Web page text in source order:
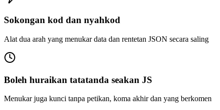
Sokongan kod dan nyahkod
Alat dua arah yang menukar data dan rentetan JSON secara saling
Boleh huraikan tatatanda seakan JS
Menukar juga kunci tanpa petikan, koma akhir dan yang berkomen